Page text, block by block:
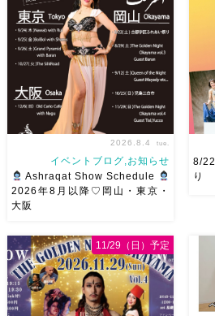
県天神山文化プラザ Guestに女
神 @mayadyorientaldance
さん
女神のオーラ浴びに行き
ましょー […]
岡
で
屋
です♡皆様にお会いできますよ
うに
ご予約はメッセージく
ださい
お待ちしています
Ashraqat Show Schedule
岡山・8/22(土) […]
2026.8.4 tue.
イベントブログ,お知らせ
Ashraqat Show Schedule
2026年8月以降♡岡山・東京・
大阪
り
て
う
8/
り
11/29（日）予定